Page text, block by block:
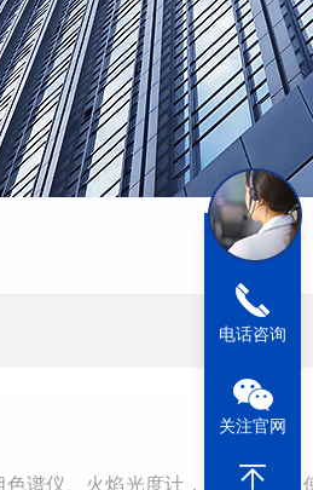
谱仪、火焰光度计，可取代钢瓶
电话咨询
关注官网